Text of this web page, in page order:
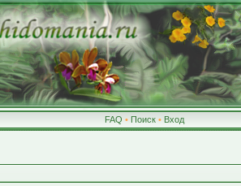
FAQ • Поиск • Вход